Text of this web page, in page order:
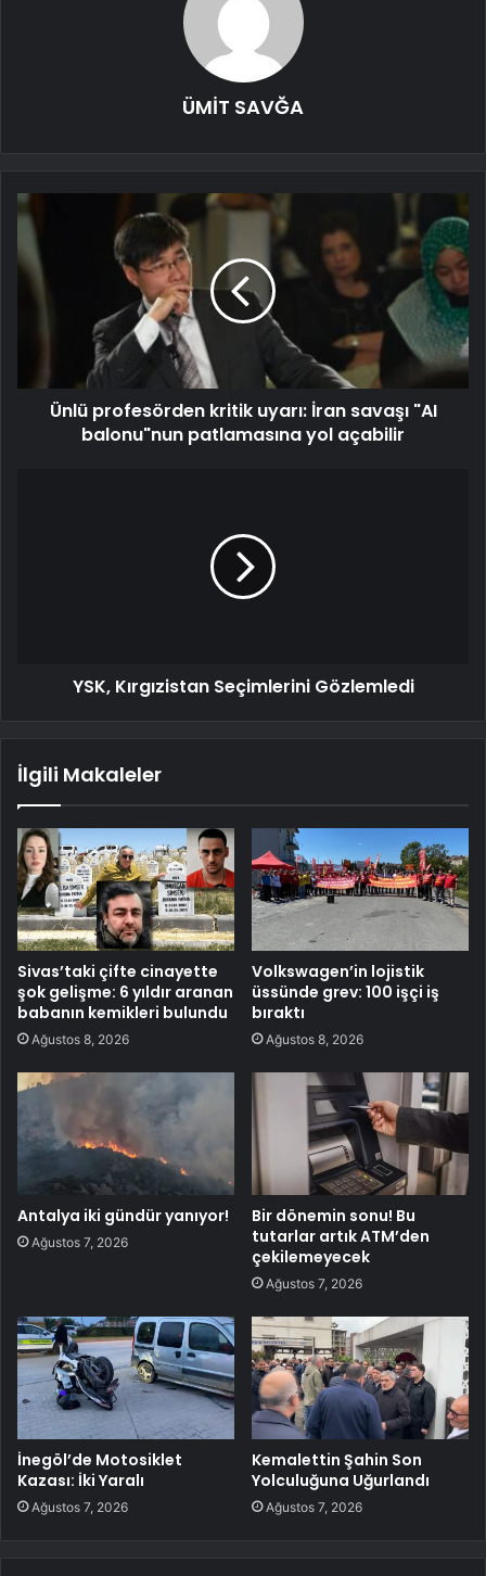
ÜMİT SAVĞA
Ünlü profesörden kritik uyarı: İran savaşı "AI
balonu"nun patlamasına yol açabilir
YSK, Kırgızistan Seçimlerini Gözlemledi
İlgili Makaleler
Sivas’taki çifte cinayette
şok gelişme: 6 yıldır aranan
babanın kemikleri bulundu
Ağustos 8, 2026
Volkswagen’in lojistik
üssünde grev: 100 işçi iş
bıraktı
Ağustos 8, 2026
Antalya iki gündür yanıyor!
Ağustos 7, 2026
Bir dönemin sonu! Bu
tutarlar artık ATM’den
çekilemeyecek
Ağustos 7, 2026
İnegöl’de Motosiklet
Kazası: İki Yaralı
Ağustos 7, 2026
Kemalettin Şahin Son
Yolculuğuna Uğurlandı
Ağustos 7, 2026